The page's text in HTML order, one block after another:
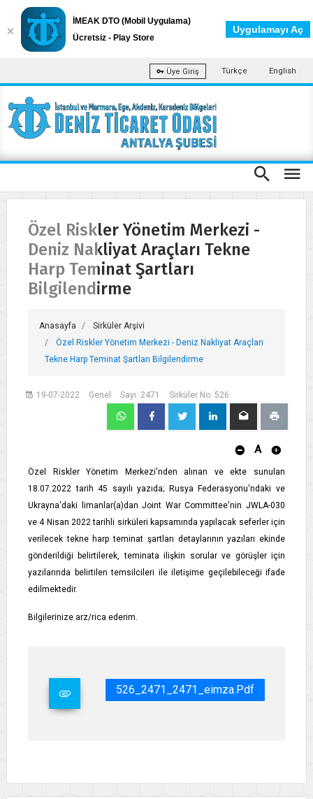
Üye Giriş Türkçe English
Özel Riskler Yönetim Merkezi -
Deniz Nakliyat Araçları Tekne
Harp Teminat Şartları
Bilgilendirme
Anasayfa
Sirküler Arşivi
Özel Riskler Yönetim Merkezi - Deniz Nakliyat Araçları
Tekne Harp Teminat Şartları Bilgilendirme
19-07-2022 Genel Sayı: 2471 Sirküler No: 526
A
Özel Riskler Yönetim Merkezi'nden alınan ve ekte sunulan
18.07.2022 tarih 45 sayılı yazıda; Rusya Federasyonu'ndaki ve
Ukrayna'daki limanlar(a)dan Joint War Committee'nin JWLA-030
ve 4 Nisan 2022 tarihli sirküleri kapsamında yapılacak seferler için
verilecek tekne harp teminat şartları detaylarının yazıları ekinde
gönderildiği belirtilerek, teminata ilişkin sorular ve görüşler için
yazılarında belirtilen temsilcileri ile iletişime geçilebileceği ifade
edilmektedir.
Bilgilerinize arz/rica ederim.
526_2471_2471_eimza.pdf
İMEAK DTO (Mobil Uygulama)
Ücretsiz - Play Store
Uygulamayı Aç